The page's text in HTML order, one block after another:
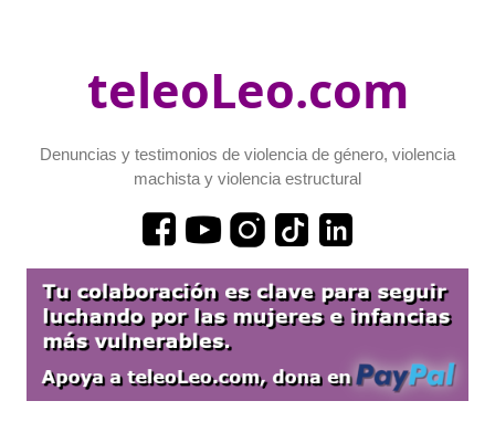
teleoLeo.com
Denuncias y testimonios de violencia de género, violencia
machista y violencia estructural